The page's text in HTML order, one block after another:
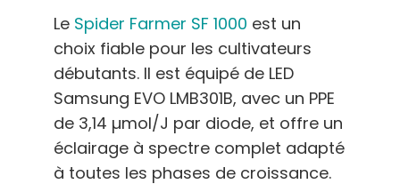
Le Spider Farmer SF 1000 est un
choix fiable pour les cultivateurs
débutants. Il est équipé de LED
Samsung EVO LMB301B, avec un PPE
de 3,14 µmol/J par diode, et offre un
éclairage à spectre complet adapté
à toutes les phases de croissance.